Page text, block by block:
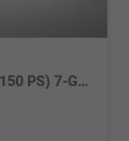
Sportline (Sportline) 1.5 TSI 110kW (150 PS) 7-Gang DSG